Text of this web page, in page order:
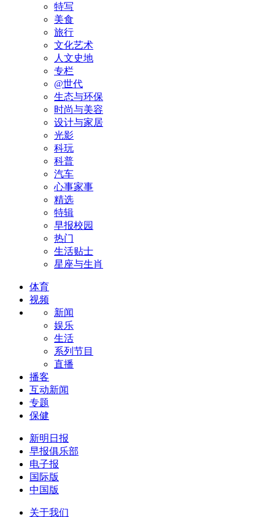
特写
美食
旅行
文化艺术
人文史地
专栏
@世代
生态与环保
时尚与美容
设计与家居
光影
科玩
科普
汽车
心事家事
精选
特辑
早报校园
热门
生活贴士
星座与生肖
体育
视频
新闻
娱乐
生活
系列节目
直播
播客
互动新闻
专题
保健
新明日报
早报俱乐部
电子报
国际版
中国版
关于我们